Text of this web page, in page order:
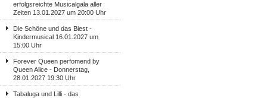
erfolgsreichte Musicalgala aller
Zeiten 13.01.2027 um 20:00 Uhr
Die Schöne und das Biest -
Kindermusical 16.01.2027 um
15:00 Uhr
Forever Queen perfomend by
Queen Alice - Donnerstag,
28.01.2027 19:30 Uhr
Tabaluga und Lilli - das